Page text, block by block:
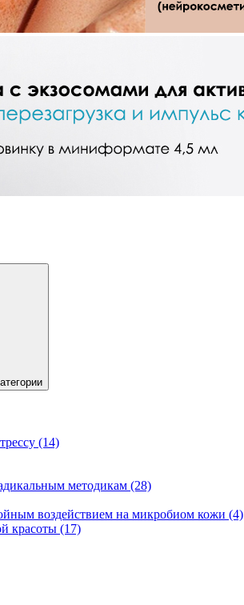
(14)
методикам (28)
воздействием на микробиом кожи (4)
красоты (17)